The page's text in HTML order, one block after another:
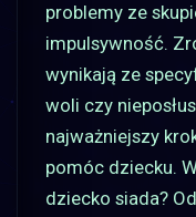
problemy ze
impulsywność.
wynikają ze
woli czy
najważniejszy
pomóc dziecku.
dziecko siada?